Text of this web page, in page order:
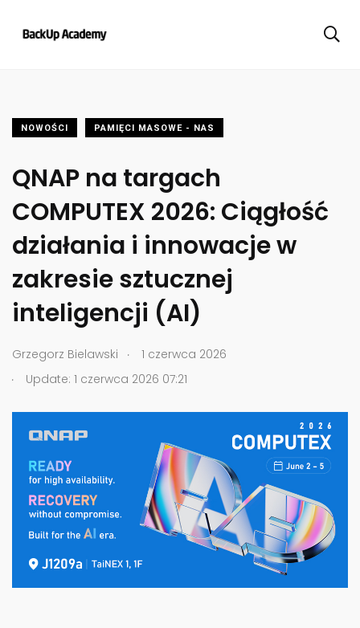
NOWOŚCI PAMIĘCI MASOWE - NAS
QNAP na targach
COMPUTEX 2026: Ciągłość
działania i innowacje w
zakresie sztucznej
inteligencji (AI)
Grzegorz Bielawski .
1 czerwca 2026
.
Update: 1 czerwca 2026 07:21